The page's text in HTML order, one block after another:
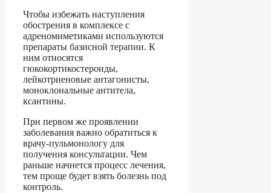
Чтобы избежать наступления
обострения в комплексе с
адреномиметиками используются
препараты базисной терапии. К
ним относятся
гюкокортикостероиды,
лейкотриеновые антагонисты,
моноклональные антитела,
ксантины.
При первом же проявлении
заболевания важно обратиться к
врачу-пульмонологу для
получения консультации. Чем
раньше начнется процесс лечения,
тем проще будет взять болезнь под
контроль.